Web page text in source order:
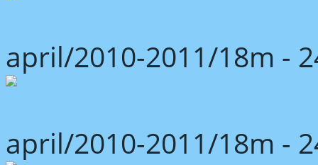
april/2010-2011/18m -
april/2010-2011/18m -